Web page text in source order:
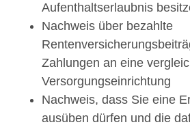
Aufenthaltserlaubnis
Nachweis über bezahlte
Zahlungen an eine
Versorgungseinrichtung
Nachweis, dass Sie eine
ausüben dürfen und die